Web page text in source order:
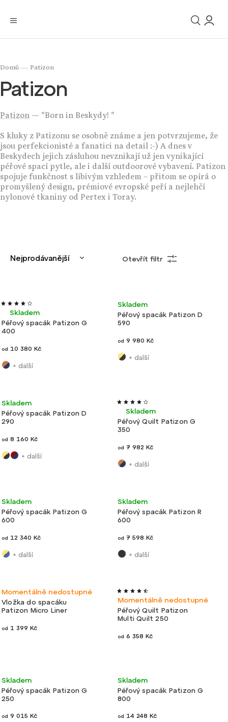
Domů/ Patizon
Patizon
Patizon— "Born in Beskydy!"
S kluky z Patizonu se osobně známe a jen potvrzujeme, že
jsou perfekcionisté a fanatici na detail :-) A dnes v
Beskydech jejich zásluhou nevznikají už jen vynikající
péřové spací pytle, ale i další outdoorové vybavení. Patizon
spojuje funkčnost s líbivým vzhledem – přitom se opírá o
promyšlený design, prémiové evropské peří a nejlehčí
nylonové tkaniny od Pertex i Toray.
Nejprodávanější
Abecedně
Otevřít filtr
Velmi lehké
Péřový spacák Patizon G
400
Skladem
od 10 380 Kč
+ další
Nové barvy
Péřový spacák Patizon D
590
Skladem
od 9 980 Kč
+ další
Lehké
Péřový spacák Patizon D
290
Skladem
od 8 160 Kč
+ další
Akce
Péřový Quilt Patizon G
350
Skladem
od 7 982 Kč
+ další
Akce
Výroba
ČR
Péřový spacák Patizon G
600
Skladem
od 12 340 Kč
+ další
Lehké
Péřový spacák Patizon R
600
Skladem
od 7 598 Kč
+ další
Ultralehké Výroba ČR
Vložka do spacáku
Patizon Micro Liner
Momentálně nedostupné
od 1 399 Kč
Novinka
Péřový Quilt Patizon
Multi Quilt 250
Momentálně nedostupné
od 6 358 Kč
Akce
Výroba
ČR
Péřový spacák Patizon G
250
Skladem
od 9 015 Kč
Ultralehké
Péřový spacák Patizon G
800
Skladem
od 14 248 Kč